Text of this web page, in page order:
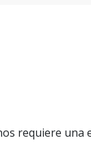
requiere una